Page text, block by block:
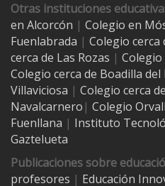
Otras instituciones
en Alcorcón | Colegio en
Fuenlabrada | Colegio cerca
cerca de Las Rozas | Colegio
Colegio cerca de Boadilla
Villaviciosa | Colegio cerca
Navalcarnero | Colegio
Fuenllana | Instituto
Gaztelueta
Publicaciones sobre
profesores | Educación